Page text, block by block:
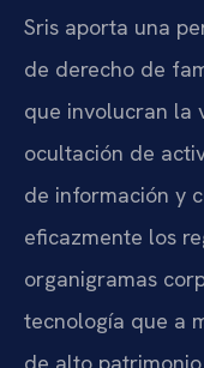
Sris aporta una
de derecho de
que involucran la
ocultación de
de información y
eficazmente los
organigramas
tecnología que a
de alto